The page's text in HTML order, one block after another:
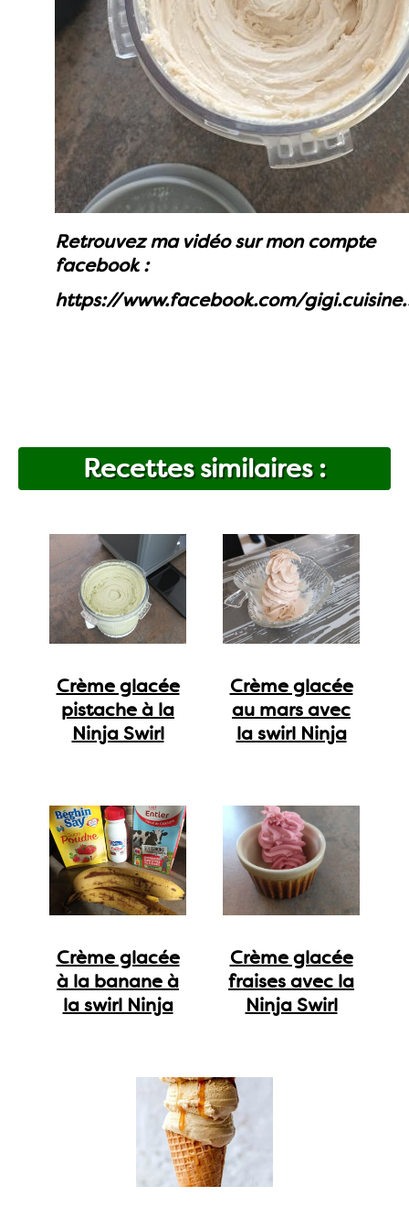
Retrouvez ma vidéo sur mon compte
facebook :
https://www.facebook.com/
Recettes similaires :
Crème glacée
pistache à la
Ninja Swirl
Crème glacée
au mars avec
la swirl Ninja
Crème glacée
à la banane à
la swirl Ninja
Crème glacée
fraises avec la
Ninja Swirl